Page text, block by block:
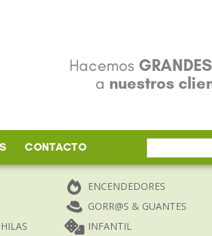
Hacemos GRANDES
a nuestros
CONTACTO
por:
ENCENDEDORES
GORR@S & GUANTES
INFANTIL